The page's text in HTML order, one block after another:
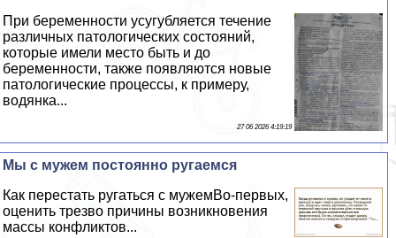
При беременности усугубляется течение
различных патологических состояний,
которые имели место быть и до
беременности, также появляются новые
патологические процессы, к примеру,
водянка...
27 06 2026 4:19:19
Мы с мужем постоянно ругаемся
Как перестать ругаться с мужемВо-первых,
оценить трезво причины возникновения
массы конфликтов...